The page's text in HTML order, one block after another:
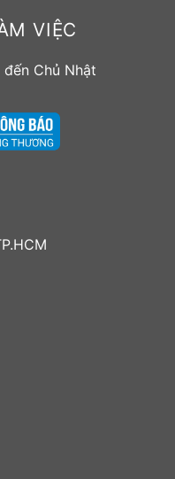
VIỆC
Chủ Nhật